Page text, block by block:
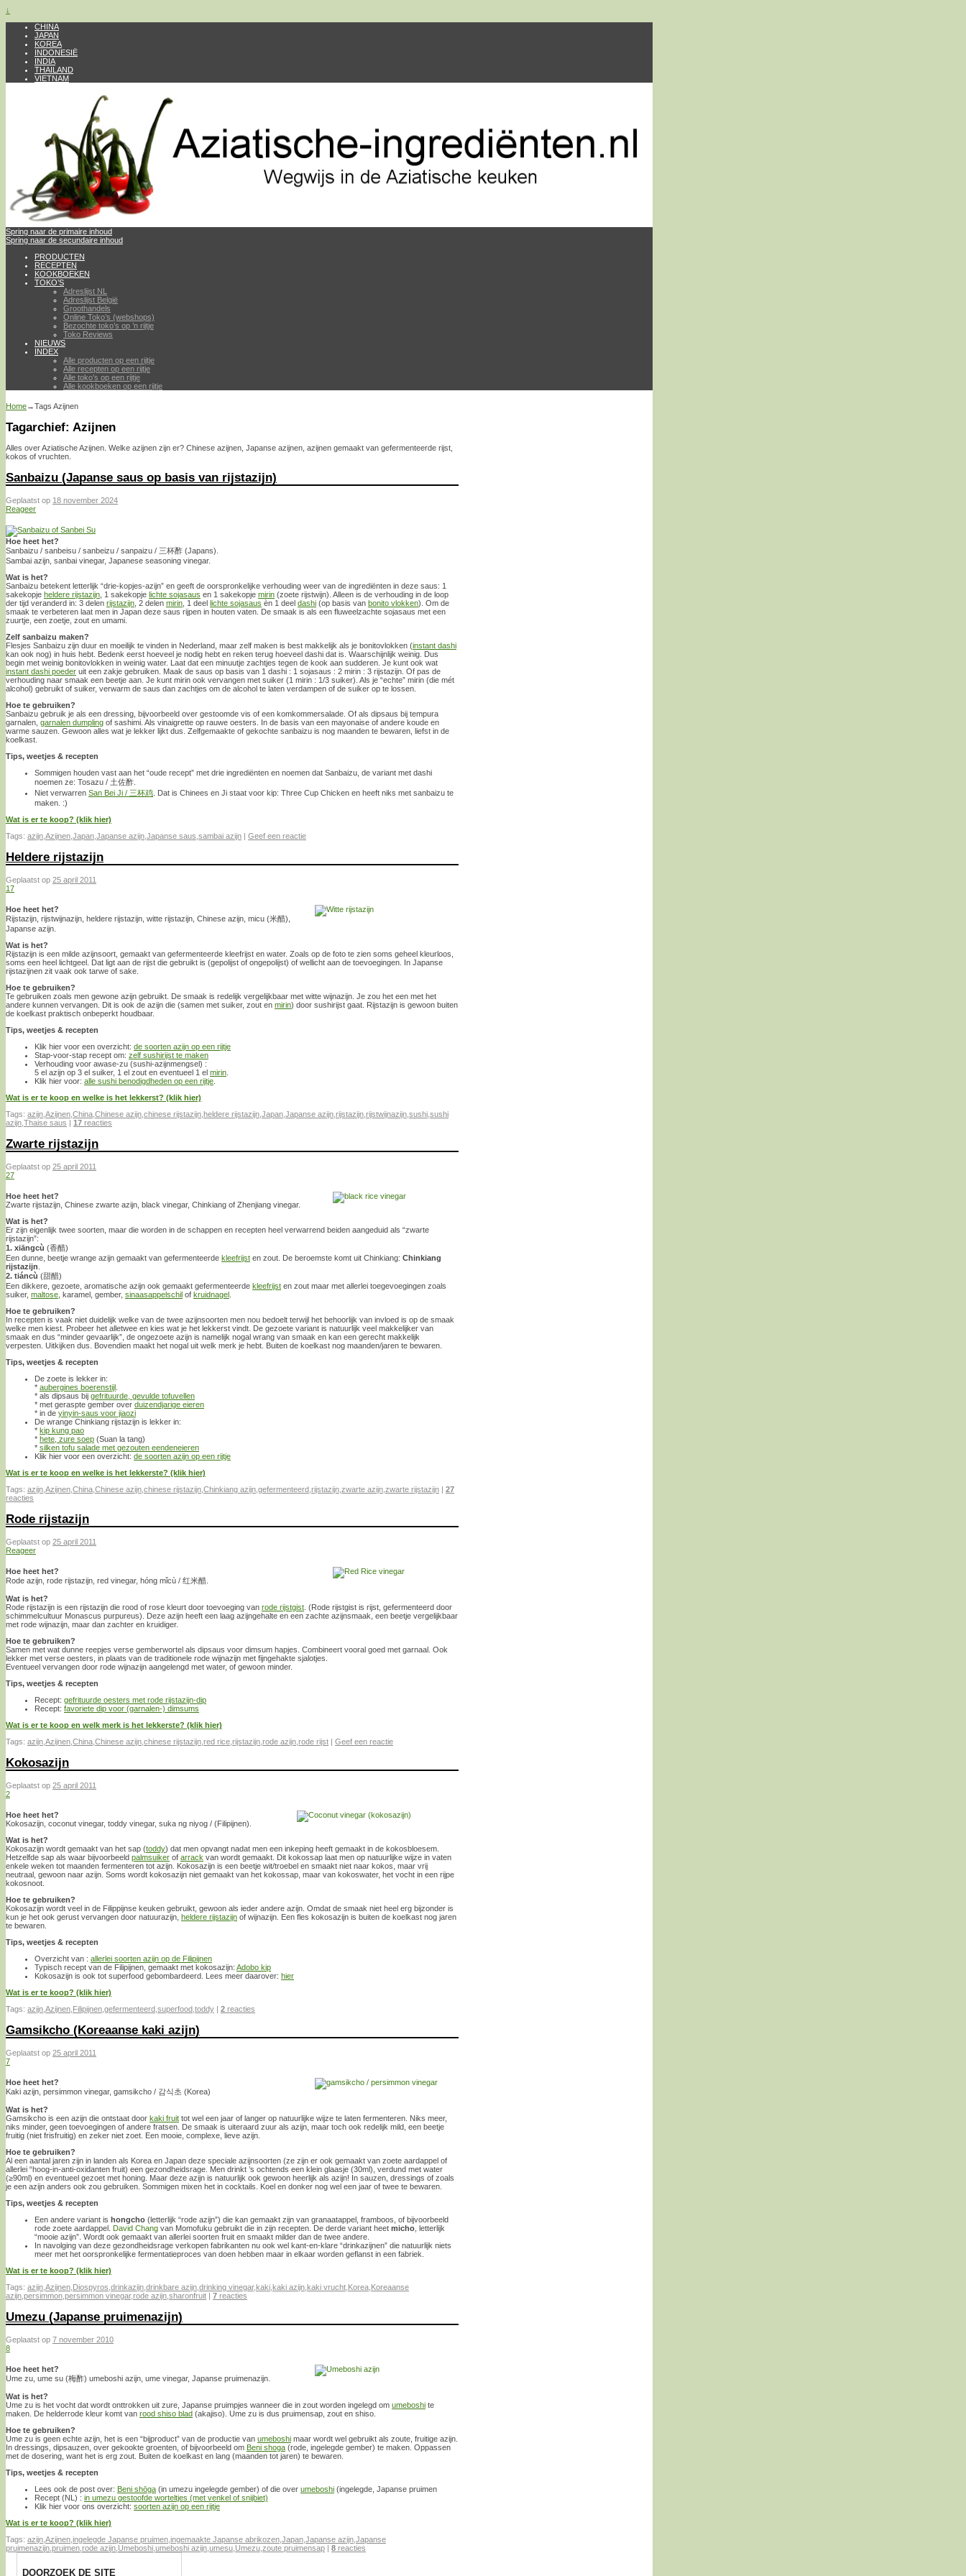
↓
CHINA
JAPAN
KOREA
INDONESIË
INDIA
THAILAND
VIETNAM
Spring naar de primaire inhoud
Spring naar de secundaire inhoud
PRODUCTEN
RECEPTEN
KOOKBOEKEN
TOKO’S
Adreslijst NL
Adreslijst België
Groothandels
Online Toko’s (webshops)
Bezochte toko’s op ’n rijtje
Toko Reviews
NIEUWS
INDEX
Alle producten op een rijtje
Alle recepten op een rijtje
Alle toko’s op een rijtje
Alle kookboeken op een rijtje
Home→Tags Azijnen
Tagarchief: Azijnen
Alles over Aziatische Azijnen. Welke azijnen zijn er? Chinese azijnen, Japanse azijnen, azijnen gemaakt van gefermenteerde rijst,
kokos of vruchten.
Sanbaizu (Japanse saus op basis van rijstazijn)
Geplaatst op 18 november 2024
Reageer
Hoe heet het?
Sanbaizu / sanbeisu / sanbeizu / sanpaizu / 三杯酢 (Japans).
Sambai azijn, sanbai vinegar, Japanese seasoning vinegar.
Wat is het?
Sanbaizu betekent letterlijk “drie-kopjes-azijn” en geeft de oorspronkelijke verhouding weer van de ingrediënten in deze saus: 1
sakekopje heldere rijstazijn , 1 sakekopje lichte sojasaus en 1 sakekopje mirin (zoete rijstwijn). Alleen is de verhouding in de loop
der tijd veranderd in: 3 delen rijstazijn , 2 delen mirin , 1 deel lichte sojasaus èn 1 deel dashi (op basis van bonito vlokken). Om de
smaak te verbeteren laat men in Japan deze saus rijpen in houten vaten. De smaak is als een fluweelzachte sojasaus met een
zuurtje, een zoetje, zout en umami.
Zelf sanbaizu maken?
Flesjes Sanbaizu zijn duur en moeilijk te vinden in Nederland, maar zelf maken is best makkelijk als je bonitovlokken (instant dashi
kan ook nog) in huis hebt. Bedenk eerst hoeveel je nodig hebt en reken terug hoeveel dashi dat is. Waarschijnlijk weinig. Dus
begin met weinig bonitovlokken in weinig water. Laat dat een minuutje zachtjes tegen de kook aan sudderen. Je kunt ook wat
instant dashi poeder uit een zakje gebruiken. Maak de saus op basis van 1 dashi : 1 sojasaus : 2 mirin : 3 rijstazijn. Of pas de
verhouding naar smaak een beetje aan. Je kunt mirin ook vervangen met suiker (1 mirin : 1/3 suiker). Als je “echte” mirin (die mét
alcohol) gebruikt of suiker, verwarm de saus dan zachtjes om de alcohol te laten verdampen of de suiker op te lossen.
Hoe te gebruiken?
Sanbaizu gebruik je als een dressing, bijvoorbeeld over gestoomde vis of een komkommersalade. Of als dipsaus bij tempura
garnalen, garnalen dumpling of sashimi. Als vinaigrette op rauwe oesters. In de basis van een mayonaise of andere koude en
warme sauzen. Gewoon alles wat je lekker lijkt dus. Zelfgemaakte of gekochte sanbaizu is nog maanden te bewaren, liefst in de
koelkast.
Tips, weetjes & recepten
Sommigen houden vast aan het “oude recept” met drie ingrediënten en noemen dat Sanbaizu, de variant met dashi
noemen ze: Tosazu / 土佐酢.
Niet verwarren San Bei Ji / 三杯鸡 . Dat is Chinees en Ji staat voor kip: Three Cup Chicken en heeft niks met sanbaizu te
maken. :)
Wat is er te koop? (klik hier)
Tags: azijn Azijnen Japan Japanse azijn Japanse saus sambai azijn Geef een reactie
Heldere rijstazijn
Geplaatst op 25 april 2011
17
Hoe heet het?
Rijstazijn, rijstwijnazijn, heldere rijstazijn, witte rijstazijn, Chinese azijn, micu (米醋),
Japanse azijn.
Wat is het?
Rijstazijn is een milde azijnsoort, gemaakt van gefermenteerde kleefrijst en water. Zoals op de foto te zien soms geheel kleurloos,
soms een heel lichtgeel. Dat ligt aan de rijst die gebruikt is (gepolijst of ongepolijst) of wellicht aan de toevoegingen. In Japanse
rijstazijnen zit vaak ook tarwe of sake.
Hoe te gebruiken?
Te gebruiken zoals men gewone azijn gebruikt. De smaak is redelijk vergelijkbaar met witte wijnazijn. Je zou het een met het
andere kunnen vervangen. Dit is ook de azijn die (samen met suiker, zout en mirin) door sushirijst gaat. Rijstazijn is gewoon buiten
de koelkast praktisch onbeperkt houdbaar.
Tips, weetjes & recepten
Klik hier voor een overzicht: de soorten azijn op een rijtje
Stap-voor-stap recept om: zelf sushirijst te maken
Verhouding voor awase-zu (sushi-azijnmengsel) :
5 el azijn op 3 el suiker, 1 el zout en eventueel 1 el mirin
Klik hier voor: alle sushi benodigdheden op een rijtje
Wat is er te koop en welke is het lekkerst? (klik hier)
Tags: azijn Azijnen China Chinese azijn chinese rijstazijn heldere rijstazijn Japan Japanse azijn rijstazijn rijstwijnazijn sushi sushi
azijn Thaise saus 17 reacties
Zwarte rijstazijn
Geplaatst op 25 april 2011
27
Hoe heet het?
Zwarte rijstazijn, Chinese zwarte azijn, black vinegar, Chinkiang of Zhenjiang vinegar.
Wat is het?
Er zijn eigenlijk twee soorten, maar die worden in de schappen en recepten heel verwarrend beiden aangeduid als “zwarte
rijstazijn”:
1. xiāngcù (香醋)
Een dunne, beetje wrange azijn gemaakt van gefermenteerde kleefrijst en zout. De beroemste komt uit Chinkiang: Chinkiang
rijstazijn
2. tiáncù (甜醋)
Een dikkere, gezoete, aromatische azijn ook gemaakt gefermenteerde kleefrijst en zout maar met allerlei toegevoegingen zoals
suiker, maltose , karamel, gember, sinaasappelschil of kruidnagel
Hoe te gebruiken?
In recepten is vaak niet duidelijk welke van de twee azijnsoorten men nou bedoelt terwijl het behoorlijk van invloed is op de smaak
welke men kiest. Probeer het alletwee en kies wat je het lekkerst vindt. De gezoete variant is natuurlijk veel makkelijker van
smaak en dus “minder gevaarlijk”, de ongezoete azijn is namelijk nogal wrang van smaak en kan een gerecht makkelijk
verpesten. Uitkijken dus. Bovendien maakt het nogal uit welk merk je hebt. Buiten de koelkast nog maanden/jaren te bewaren.
Tips, weetjes & recepten
De zoete is lekker in:
* aubergines boerenstijl
* als dipsaus bij gefrituurde, gevulde tofuvellen
* met geraspte gember over duizendjarige eieren
* in de yinyin-saus voor jiaozi
De wrange Chinkiang rijstazijn is lekker in:
* kip kung pao
* hete, zure soep (Suan la tang)
* silken tofu salade met gezouten eendeneieren
Klik hier voor een overzicht: de soorten azijn op een rijtje
Wat is er te koop en welke is het lekkerste? (klik hier)
Tags: azijn Azijnen China Chinese azijn chinese rijstazijn Chinkiang azijn gefermenteerd rijstazijn zwarte azijn zwarte rijstazijn
27
reacties
Rode rijstazijn
Geplaatst op 25 april 2011
Reageer
Hoe heet het?
Rode azijn, rode rijstazijn, red vinegar, hóng mǐcù / 红米醋.
Wat is het?
Rode rijstazijn is een rijstazijn die rood of rose kleurt door toevoeging van rode rijstgist . (Rode rijstgist is rijst, gefermenteerd door
schimmelcultuur Monascus purpureus). Deze azijn heeft een laag azijngehalte en een zachte azijnsmaak, een beetje vergelijkbaar
met rode wijnazijn, maar dan zachter en kruidiger.
Hoe te gebruiken?
Samen met wat dunne reepjes verse gemberwortel als dipsaus voor dimsum hapjes. Combineert vooral goed met garnaal. Ook
lekker met verse oesters, in plaats van de traditionele rode wijnazijn met fijngehakte sjalotjes.
Eventueel vervangen door rode wijnazijn aangelengd met water, of gewoon minder.
Tips, weetjes & recepten
Recept: gefrituurde oesters met rode rijstazijn-dip
Recept: favoriete dip voor (garnalen-) dimsums
Wat is er te koop en welk merk is het lekkerste? (klik hier)
Tags: azijn Azijnen China Chinese azijn chinese rijstazijn red rice rijstazijn rode azijn rode rijst Geef een reactie
Kokosazijn
Geplaatst op 25 april 2011
2
Hoe heet het?
Kokosazijn, coconut vinegar, toddy vinegar, suka ng niyog / (Filipijnen).
Wat is het?
Kokosazijn wordt gemaakt van het sap (toddy) dat men opvangt nadat men een inkeping heeft gemaakt in de kokosbloesem.
Hetzelfde sap als waar bijvoorbeeld palmsuiker of arrack van wordt gemaakt. Dit kokossap laat men op natuurlijke wijze in vaten
enkele weken tot maanden fermenteren tot azijn. Kokosazijn is een beetje wit/troebel en smaakt niet naar kokos, maar vrij
neutraal, gewoon naar azijn. Soms wordt kokosazijn niet gemaakt van het kokossap, maar van kokoswater, het vocht in een rijpe
kokosnoot.
Hoe te gebruiken?
Kokosazijn wordt veel in de Filippijnse keuken gebruikt, gewoon als ieder andere azijn. Omdat de smaak niet heel erg bijzonder is
kun je het ook gerust vervangen door natuurazijn, heldere rijstazijn of wijnazijn. Een fles kokosazijn is buiten de koelkast nog jaren
te bewaren.
Tips, weetjes & recepten
Overzicht van : allerlei soorten azijn op de Filipijnen
Typisch recept van de Filipijnen, gemaakt met kokosazijn: Adobo kip
Kokosazijn is ook tot superfood gebombardeerd. Lees meer daarover: hier
Wat is er te koop? (klik hier)
Tags: azijn Azijnen Filipijnen gefermenteerd superfood toddy 2 reacties
Gamsikcho (Koreaanse kaki azijn)
Geplaatst op 25 april 2011
7
Hoe heet het?
Kaki azijn, persimmon vinegar, gamsikcho / 감식초 (Korea)
Wat is het?
Gamsikcho is een azijn die ontstaat door kaki fruit tot wel een jaar of langer op natuurlijke wijze te laten fermenteren. Niks meer,
niks minder, geen toevoegingen of andere fratsen. De smaak is uiteraard zuur als azijn, maar toch ook redelijk mild, een beetje
fruitig (niet frisfruitig) en zeker niet zoet. Een mooie, complexe, lieve azijn.
Hoe te gebruiken?
Al een aantal jaren zijn in landen als Korea en Japan deze speciale azijnsoorten (ze zijn er ook gemaakt van zoete aardappel of
allerlei “hoog-in-anti-oxidanten fruit) een gezondheidsrage. Men drinkt ’s ochtends een klein glaasje (30ml), verdund met water
(≥90ml) en eventueel gezoet met honing. Maar deze azijn is natuurlijk ook gewoon heerlijk als azijn! In sauzen, dressings of zoals
je een azijn anders ook zou gebruiken. Sommigen mixen het in cocktails. Koel en donker nog wel een jaar of twee te bewaren.
Tips, weetjes & recepten
Een andere variant is hongcho (letterlijk “rode azijn”) die kan gemaakt zijn van granaatappel, framboos, of bijvoorbeeld
rode zoete aardappel. David Chang van Momofuku gebruikt die in zijn recepten. De derde variant heet micho , letterlijk
“mooie azijn”. Wordt ook gemaakt van allerlei soorten fruit en smaakt milder dan de twee andere.
In navolging van deze gezondheidsrage verkopen fabrikanten nu ook wel kant-en-klare “drinkazijnen” die natuurlijk niets
meer met het oorspronkelijke fermentatieproces van doen hebben maar in elkaar worden geflanst in een fabriek.
Wat is er te koop? (klik hier)
Tags: azijn Azijnen Diospyros drinkazijn drinkbare azijn drinking vinegar,kaki kaki azijn kaki vrucht Korea Koreaanse
azijn persimmon persimmon vinegar,rode azijn sharonfruit | 7 reacties
Umezu (Japanse pruimenazijn)
Geplaatst op 7 november 2010
8
Hoe heet het?
Ume zu, ume su (梅酢) umeboshi azijn, ume vinegar, Japanse pruimenazijn.
Wat is het?
Ume zu is het vocht dat wordt onttrokken uit zure, Japanse pruimpjes wanneer die in zout worden ingelegd om umeboshi te
maken. De helderrode kleur komt van rood shiso blad (akajiso). Ume zu is dus pruimensap, zout en shiso.
Hoe te gebruiken?
Ume zu is geen echte azijn, het is een “bijproduct” van de productie van umeboshi maar wordt wel gebruikt als zoute, fruitige azijn.
In dressings, dipsauzen, over gekookte groenten, of bijvoorbeeld om Beni shoga (rode, ingelegde gember) te maken. Oppassen
met de dosering, want het is erg zout. Buiten de koelkast en lang (maanden tot jaren) te bewaren.
Tips, weetjes & recepten
Lees ook de post over: Beni shōga (in umezu ingelegde gember) of die over umeboshi (ingelegde, Japanse pruimen
Recept (NL) : in umezu gestoofde worteltjes (met venkel of snijbiet)
Klik hier voor ons overzicht: soorten azijn op een rijtje
Wat is er te koop? (klik hier)
Tags: azijn Azijnen ingelegde Japanse pruimen ingemaakte Japanse abrikozen Japan Japanse azijn Japanse
pruimenazijn pruimen rode azijn Umeboshi umeboshi azijn umesu Umezu zoute pruimensap | 8 reacties
DOORZOEK DE SITE